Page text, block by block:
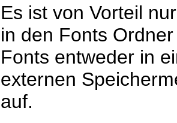
Es ist von Vorteil
in den Fonts
Fonts entweder in
externen
auf.